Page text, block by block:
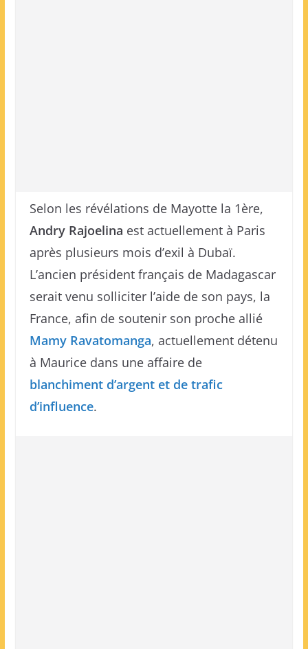
Selon les révélations de Mayotte la 1ère,
Andry Rajoelina est actuellement à Paris
après plusieurs mois d’exil à Dubaï.
L’ancien président français de Madagascar
serait venu solliciter l’aide de son pays, la
France, afin de soutenir son proche allié
Mamy Ravatomanga, actuellement détenu
à Maurice dans une affaire de
blanchiment d’argent et de trafic
d’influence.